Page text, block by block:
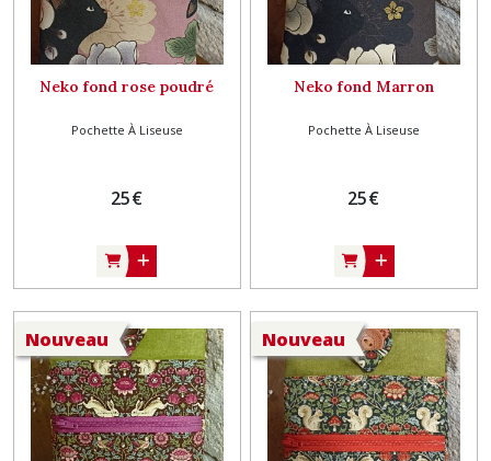
Neko fond rose poudré
Pochette À Liseuse
25€
Neko fond Marron
Pochette À Liseuse
25€
Nouveau Nouveau